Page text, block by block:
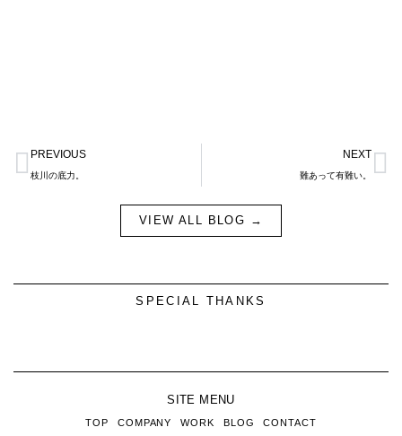
Prev
PREVIOUS
枝川の底力。
NEXT
難あって有難い。
VIEW ALL BLOG →
SPECIAL THANKS
SITE MENU
TOP COMPANY WORK BLOG CONTACT